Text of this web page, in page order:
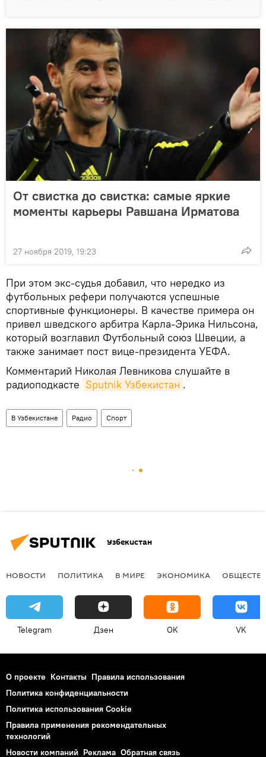
От свистка до свистка: самые яркие
моменты карьеры Равшана Ирматова
27 ноября 2019, 19:23
При этом экс-судья добавил, что нередко из
футбольных рефери получаются успешные
спортивные функционеры. В качестве примера он
привел шведского арбитра Карла-Эрика Нильсона,
который возглавил Футбольный союз Швеции, а
также занимает пост вице-президента УЕФА.
Комментарий Николая Левникова слушайте в
радиоподкасте Sputnik Узбекистан .
В Узбекистане Радио Спорт
Узбекистан
НОВОСТИ ПОЛИТИКА В МИРЕ ЭКОНОМИКА
Telegram Дзен OK VK
О проекте Контакты Правила использования
Политика конфиденциальности
Политика использования Cookie
Правила применения рекомендательных
технологий
Новости компаний Реклама Обратная связь